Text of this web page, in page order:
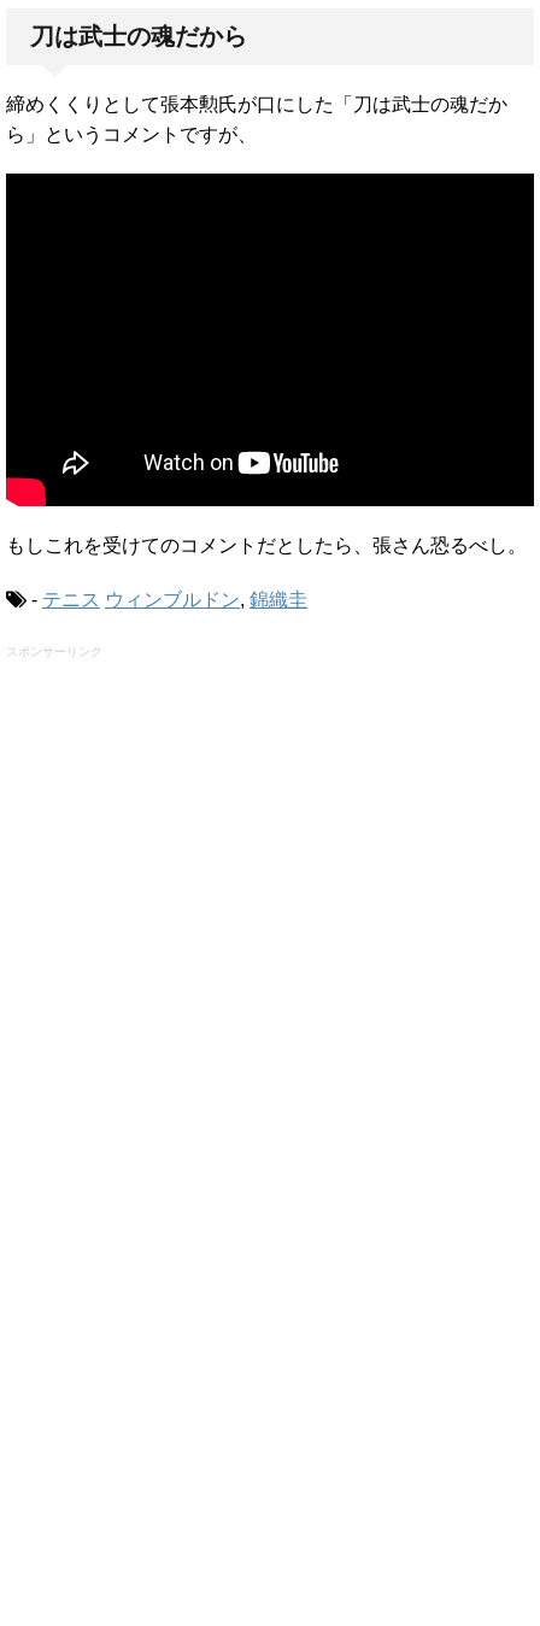
刀は武士の魂だから
締めくくりとして張本勲氏が口にした「刀は武士の魂だか
ら」というコメントですが、
もしこれを受けてのコメントだとしたら、張さん恐るべし。
- テニス ウィンブルドン, 錦織圭
スポンサーリンク